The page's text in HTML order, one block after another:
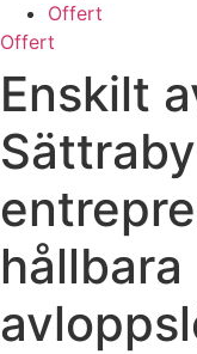
Offert
Offert
Enskilt
hållbara